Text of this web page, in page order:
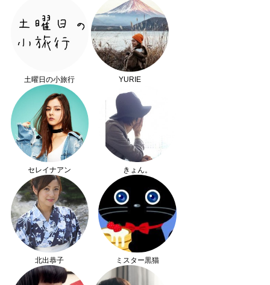
土曜日の小旅行 YURIE
セレイナアン きょん。
北出恭子 ミスター黒猫